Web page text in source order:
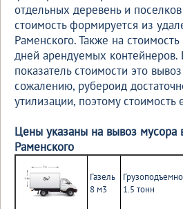
отдельных деревень и
стоимость формируется из
Раменского. Также на
дней арендуемых
показатель стоимости это
сожалению, рубероид
утилизации, поэтому
Цены указаны на вывоз мусора
Раменского
Газель
8 м3
1.5 тонн